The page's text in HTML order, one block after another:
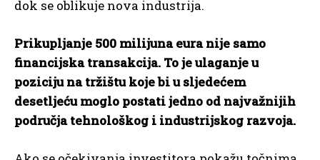
dok se oblikuje nova industrija.
Prikupljanje 500 milijuna eura nije samo
financijska transakcija. To je ulaganje u
poziciju na tržištu koje bi u sljedećem
desetljeću moglo postati jedno od najvažnijih
područja tehnološkog i industrijskog razvoja.